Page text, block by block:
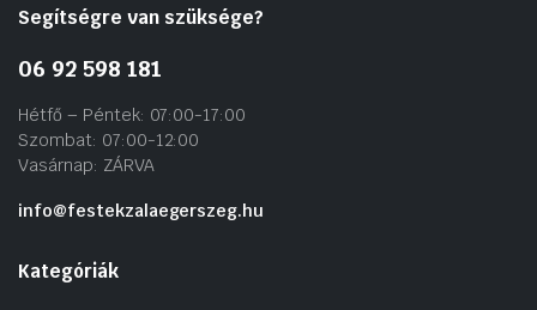
Segítségre van szüksége?
06 92 598 181
Hétfő – Péntek: 07:00-17:00
Szombat: 07:00-12:00
Vasárnap: ZÁRVA
info@festekzalaegerszeg.hu
Kategóriák